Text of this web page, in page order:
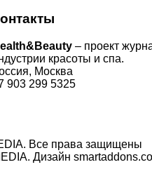
– проект
красоты и спа.
Москва
903 299 5325
Все права защищены
Дизайн